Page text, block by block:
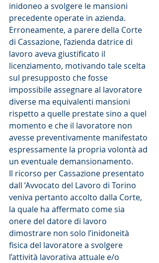
inidoneo a svolgere le mansioni
precedente operate in azienda.
Erroneamente, a parere della Corte
di Cassazione, l’azienda datrice di
lavoro aveva giustificato il
licenziamento, motivando tale scelta
sul presupposto che fosse
impossibile assegnare al lavoratore
diverse ma equivalenti mansioni
rispetto a quelle prestate sino a quel
momento e che il lavoratore non
avesse preventivamente manifestato
espressamente la propria volontà ad
un eventuale demansionamento.
Il ricorso per Cassazione presentato
dall ’Avvocato del Lavoro di Torino
veniva pertanto accolto dalla Corte,
la quale ha affermato come sia
onere del datore di lavoro
dimostrare non solo l’inidoneità
fisica del lavoratore a svolgere
l’attività lavorativa attuale e/o